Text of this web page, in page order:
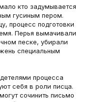
кто задумывается
гусиным пером.
процесс подготовки
Перья вымачивали
песке, убирали
специальным
процесса
себя в роли писца.
сочинить письмо